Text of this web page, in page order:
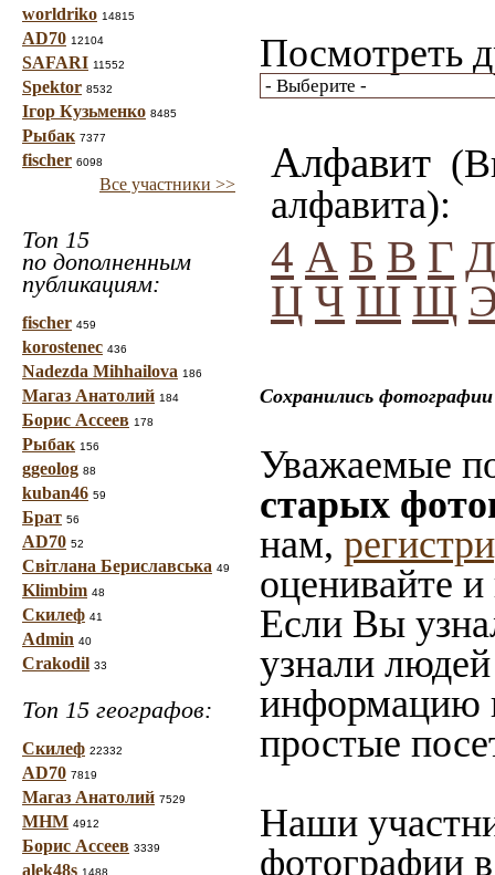
worldriko 14815
AD70 12104
SAFARI 11552
Spektor 8532
Ігор Кузьменко 8485
Рыбак 7377
fischer 6098
Все участники >>
Топ 15
по дополненным
публикациям:
fischer 459
korostenec 436
Nadezda Mihhailova 186
Магаз Анатолий 184
Борис Ассеев 178
Рыбак 156
ggeolog 88
kuban46 59
Брат 56
AD70 52
Світлана Бериславська 49
Klimbim 48
Скилеф 41
Admin 40
Crakodil 33
Топ 15 географов:
Скилеф 22332
AD70 7819
Магаз Анатолий 7529
МНМ 4912
Борис Ассеев 3339
alek48s 1488
Посмотреть
Алфавит
алфавита):
4 А Б В Г Д
Ц Ч Ш Щ
Сохранились
Уважаемые
старых
нам,
оценивайте
Если Вы
узнали
информацию
простые
Наши
фотографии